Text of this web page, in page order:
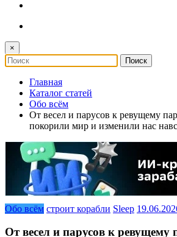
×
Главная
Каталог статей
Обо всём
От весел и парусов к ревущему
покорили мир и изменили нас
Обо всём строит корабли Sleep
От весел и парусов к ревущему